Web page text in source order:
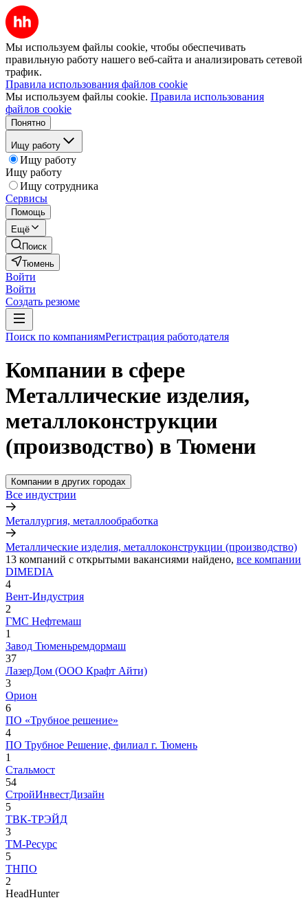
Мы используем файлы cookie, чтобы обеспечивать
правильную работу нашего веб-сайта и анализировать сетевой
трафик.
Правила использования файлов cookie
Мы используем файлы cookie. Правила использования
файлов cookie
Понятно
Ищу работу
Ищу работу
Ищу работу
Ищу сотрудника
Сервисы
Помощь
Ещё
Поиск
Тюмень
Войти
Войти
Создать резюме
Поиск по компаниямРегистрация работодателя
Компании в сфере
Металлические изделия,
металлоконструкции
(производство) в Тюмени
Компании в других городах
Все индустрии
Металлургия, металлообработка
Металлические изделия, металлоконструкции (производство)
13 компаний с открытыми вакансиями найдено, все компании
DIMEDIA
4
Вент-Индустрия
2
ГМС Нефтемаш
1
Завод Тюменьремдормаш
37
ЛазерДом (ООО Крафт Айти)
3
Орион
6
ПО «Трубное решение»
4
ПО Трубное Решение, филиал г. Тюмень
1
Стальмост
54
СтройИнвестДизайн
5
ТВК-ТРЭЙД
3
ТМ-Ресурс
5
ТНПО
2
HeadHunter